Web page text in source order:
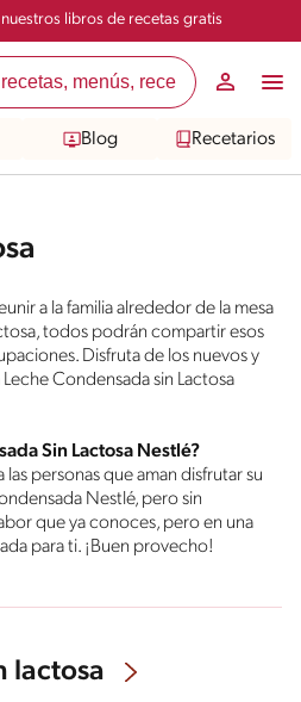
libros de recetas gratis
Blog Recetarios
a la familia alrededor de la mesa
todos podrán compartir esos
Disfruta de los nuevos y
Condensada sin Lactosa
Sin Lactosa Nestlé?
las personas que aman disfrutar su
Nestlé, pero sin
que ya conoces, pero en una
para ti. ¡Buen provecho!
lactosa